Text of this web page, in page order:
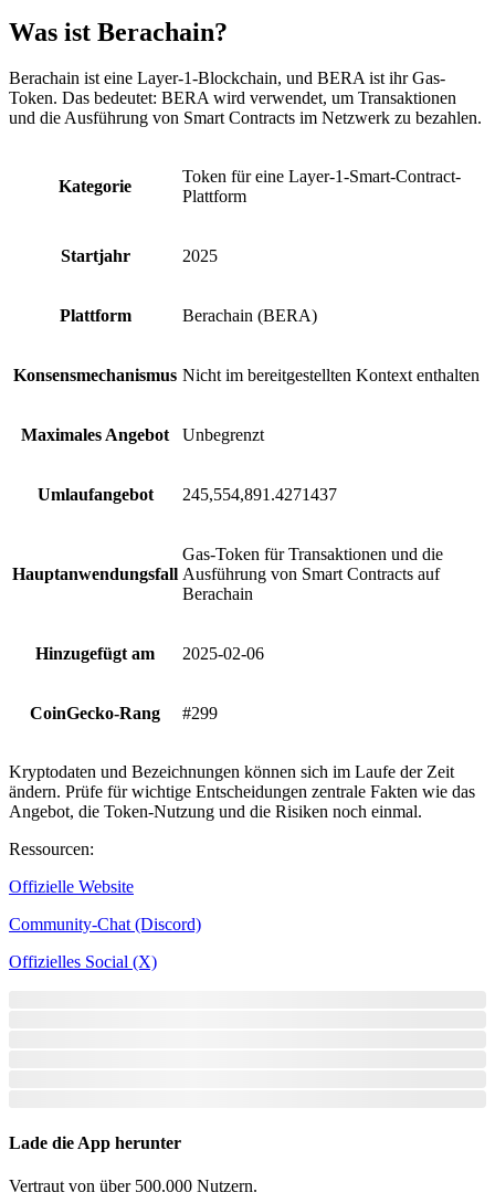
Was ist Berachain?
Berachain ist eine Layer-1-Blockchain, und BERA ist ihr Gas-
Token. Das bedeutet: BERA wird verwendet, um Transaktionen
und die Ausführung von Smart Contracts im Netzwerk zu bezahlen.
Kategorie
Token für eine Layer-1-Smart-Contract-
Plattform
Startjahr 2025
Plattform Berachain (BERA)
Konsensmechanismus Nicht im bereitgestellten Kontext enthalten
Maximales Angebot Unbegrenzt
Umlaufangebot 245,554,891.4271437
Hauptanwendungsfall
Gas-Token für Transaktionen und die
Ausführung von Smart Contracts auf
Berachain
Hinzugefügt am 2025-02-06
CoinGecko-Rang #299
Kryptodaten und Bezeichnungen können sich im Laufe der Zeit
ändern. Prüfe für wichtige Entscheidungen zentrale Fakten wie das
Angebot, die Token-Nutzung und die Risiken noch einmal.
Ressourcen:
Offizielle Website
Community-Chat (Discord)
Offizielles Social (X)
Lade die App herunter
Vertraut von über 500.000 Nutzern.